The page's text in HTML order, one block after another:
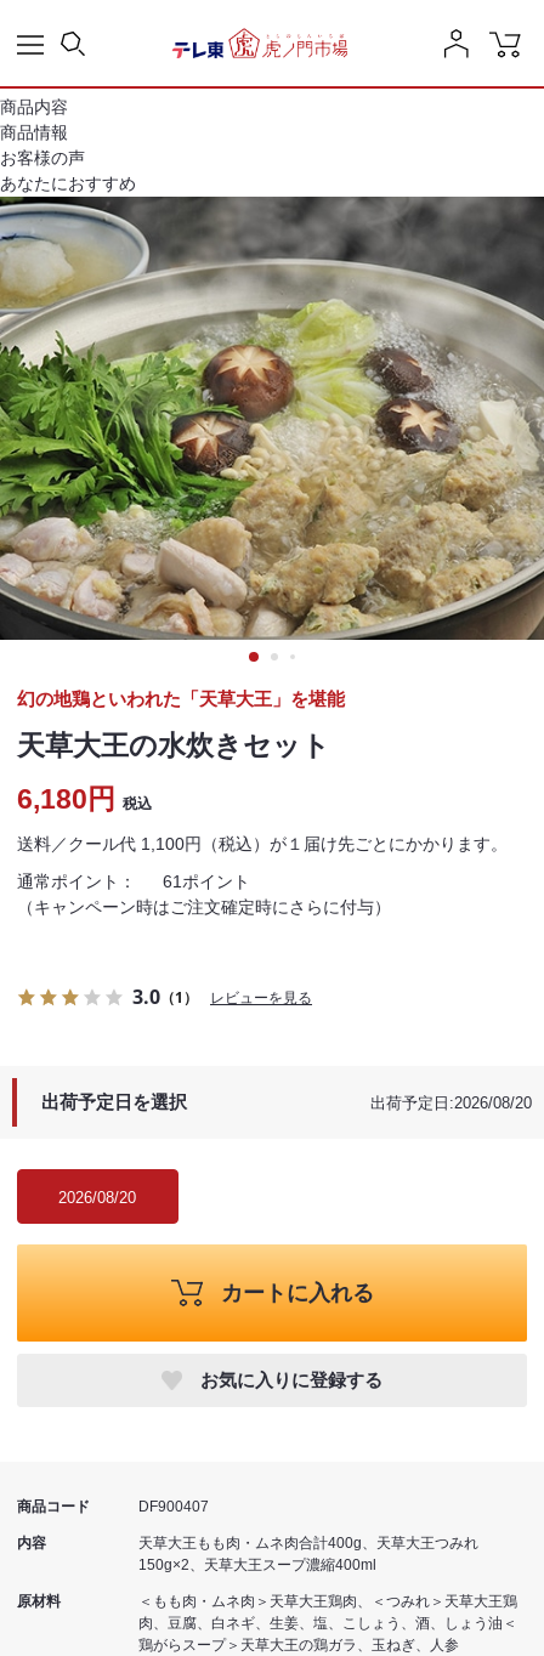
商品内容
商品情報
お客様の声
あなたにおすすめ
天草大王の水炊きセット
幻の地鶏といわれた「天草大王」を堪能
6,180円 税込
通常ポイント：
61ポイント
（キャンペーン時はご注文確定時にさらに付与）
送料／クール代 1,100円（税込）が１届け先ごとにかかります。
3.0 （1） レビューを見る
出荷予定日を選択 出荷予定日:2026/08/20
2026/08/20
カートに入れる
お気に入りに登録する
商品コード DF900407
内容
天草大王もも肉・ムネ肉合計400g、天草大王つみれ
150g×2、天草大王スープ濃縮400ml
原材料
＜もも肉・ムネ肉＞天草大王鶏肉、＜つみれ＞天草大王鶏
肉、豆腐、白ネギ、生姜、塩、こしょう、酒、しょう油＜
鶏がらスープ＞天草大王の鶏ガラ、玉ねぎ、人参